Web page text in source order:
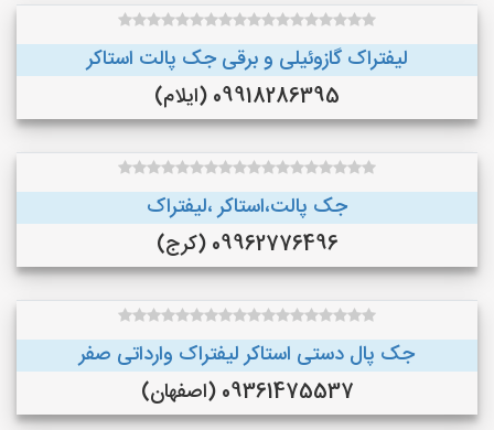
لیفتراک گازوئیلی و برقی جک پالت استاکر
09918286395 (ایلام)
جک پالت،استاکر ،لیفتراک
09962776496 (کرج)
جک پال دستی استاکر لیفتراک وارداتی صفر
09361475537 (اصفهان)